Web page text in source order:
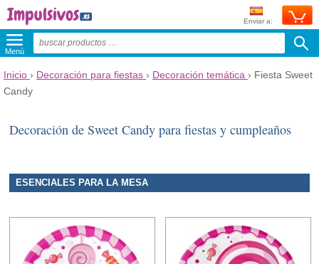
Enviar a:
Menú
Inicio › Decoración para fiestas › Decoración temática › Fiesta Sweet
Candy
Decoración de Sweet Candy para fiestas y cumpleaños
ESENCIALES PARA LA MESA